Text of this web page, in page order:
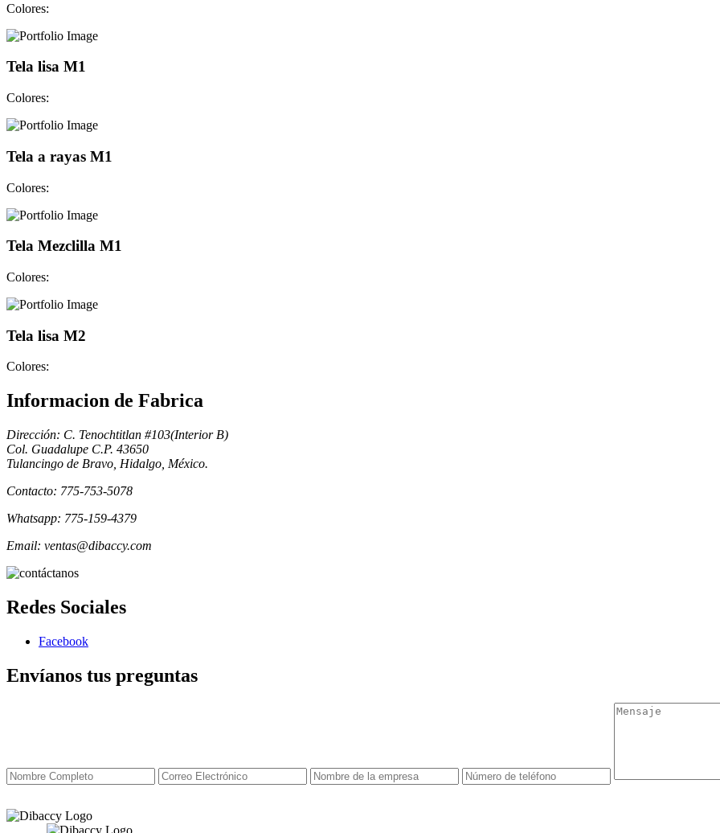
Colores:
Tela lisa M1
Colores:
Tela a rayas M1
Colores:
Tela Mezclilla M1
Colores:
Tela lisa M2
Colores:
Informacion de Fabrica
Dirección: C. Tenochtitlan #103(Interior B)
Col. Guadalupe C.P. 43650
Tulancingo de Bravo, Hidalgo, México.
Contacto: 775-753-5078
Whatsapp: 775-159-4379
Email: ventas@dibaccy.com
Redes Sociales
Facebook
Envíanos tus preguntas